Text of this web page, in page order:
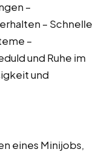
–
– Schnelle
–
und Ruhe im
und
eines Minijobs,